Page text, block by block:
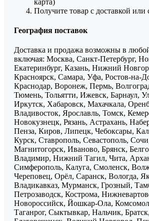
Получите товар с доставкой
География поставок
Доставка и продажа возможны в
включая: Москва, Санкт-Петербург,
Екатеринбург, Казань, Нижний
Красноярск, Самара, Уфа, Ростов-на-
Краснодар, Воронеж, Пермь,
Тюмень, Тольятти, Ижевск, Барнаул,
Иркутск, Хабаровск, Махачкала,
Владивосток, Ярославль, Томск,
Новокузнецк, Рязань, Астрахань,
Пенза, Киров, Липецк, Чебоксары,
Курск, Ставрополь, Севастополь,
Магнитогорск, Иваново, Брянск,
Владимир, Нижний Тагил, Чита,
Симферополь, Калуга, Смоленск,
Череповец, Орёл, Саранск, Вологда,
Владикавказ, Мурманск, Грозный,
Петрозаводск, Кострома,
Новороссийск, Йошкар-Ола,
Таганрог, Сыктывкар, Нальчик,